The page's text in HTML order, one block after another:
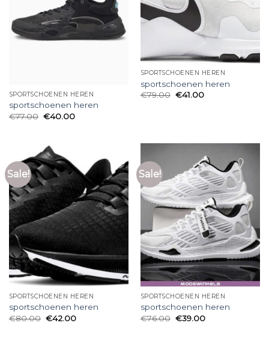
SPORTSCHOENEN HEREN
sportschoenen heren
€77.00 €40.00
SPORTSCHOENEN HEREN
sportschoenen heren
€79.00 €41.00
Sale!
SPORTSCHOENEN HEREN
sportschoenen heren
€80.00 €42.00
Sale!
SPORTSCHOENEN HEREN
sportschoenen heren
€76.00 €39.00